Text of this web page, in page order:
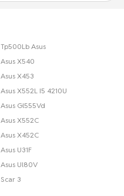
Tp500Lb Asus
Asus X540
Asus X453
Asus X552L I5 4210U
Asus Gl555Vd
Asus X552C
Asus X452C
Asus U31F
Asus Ul80V
Scar 3